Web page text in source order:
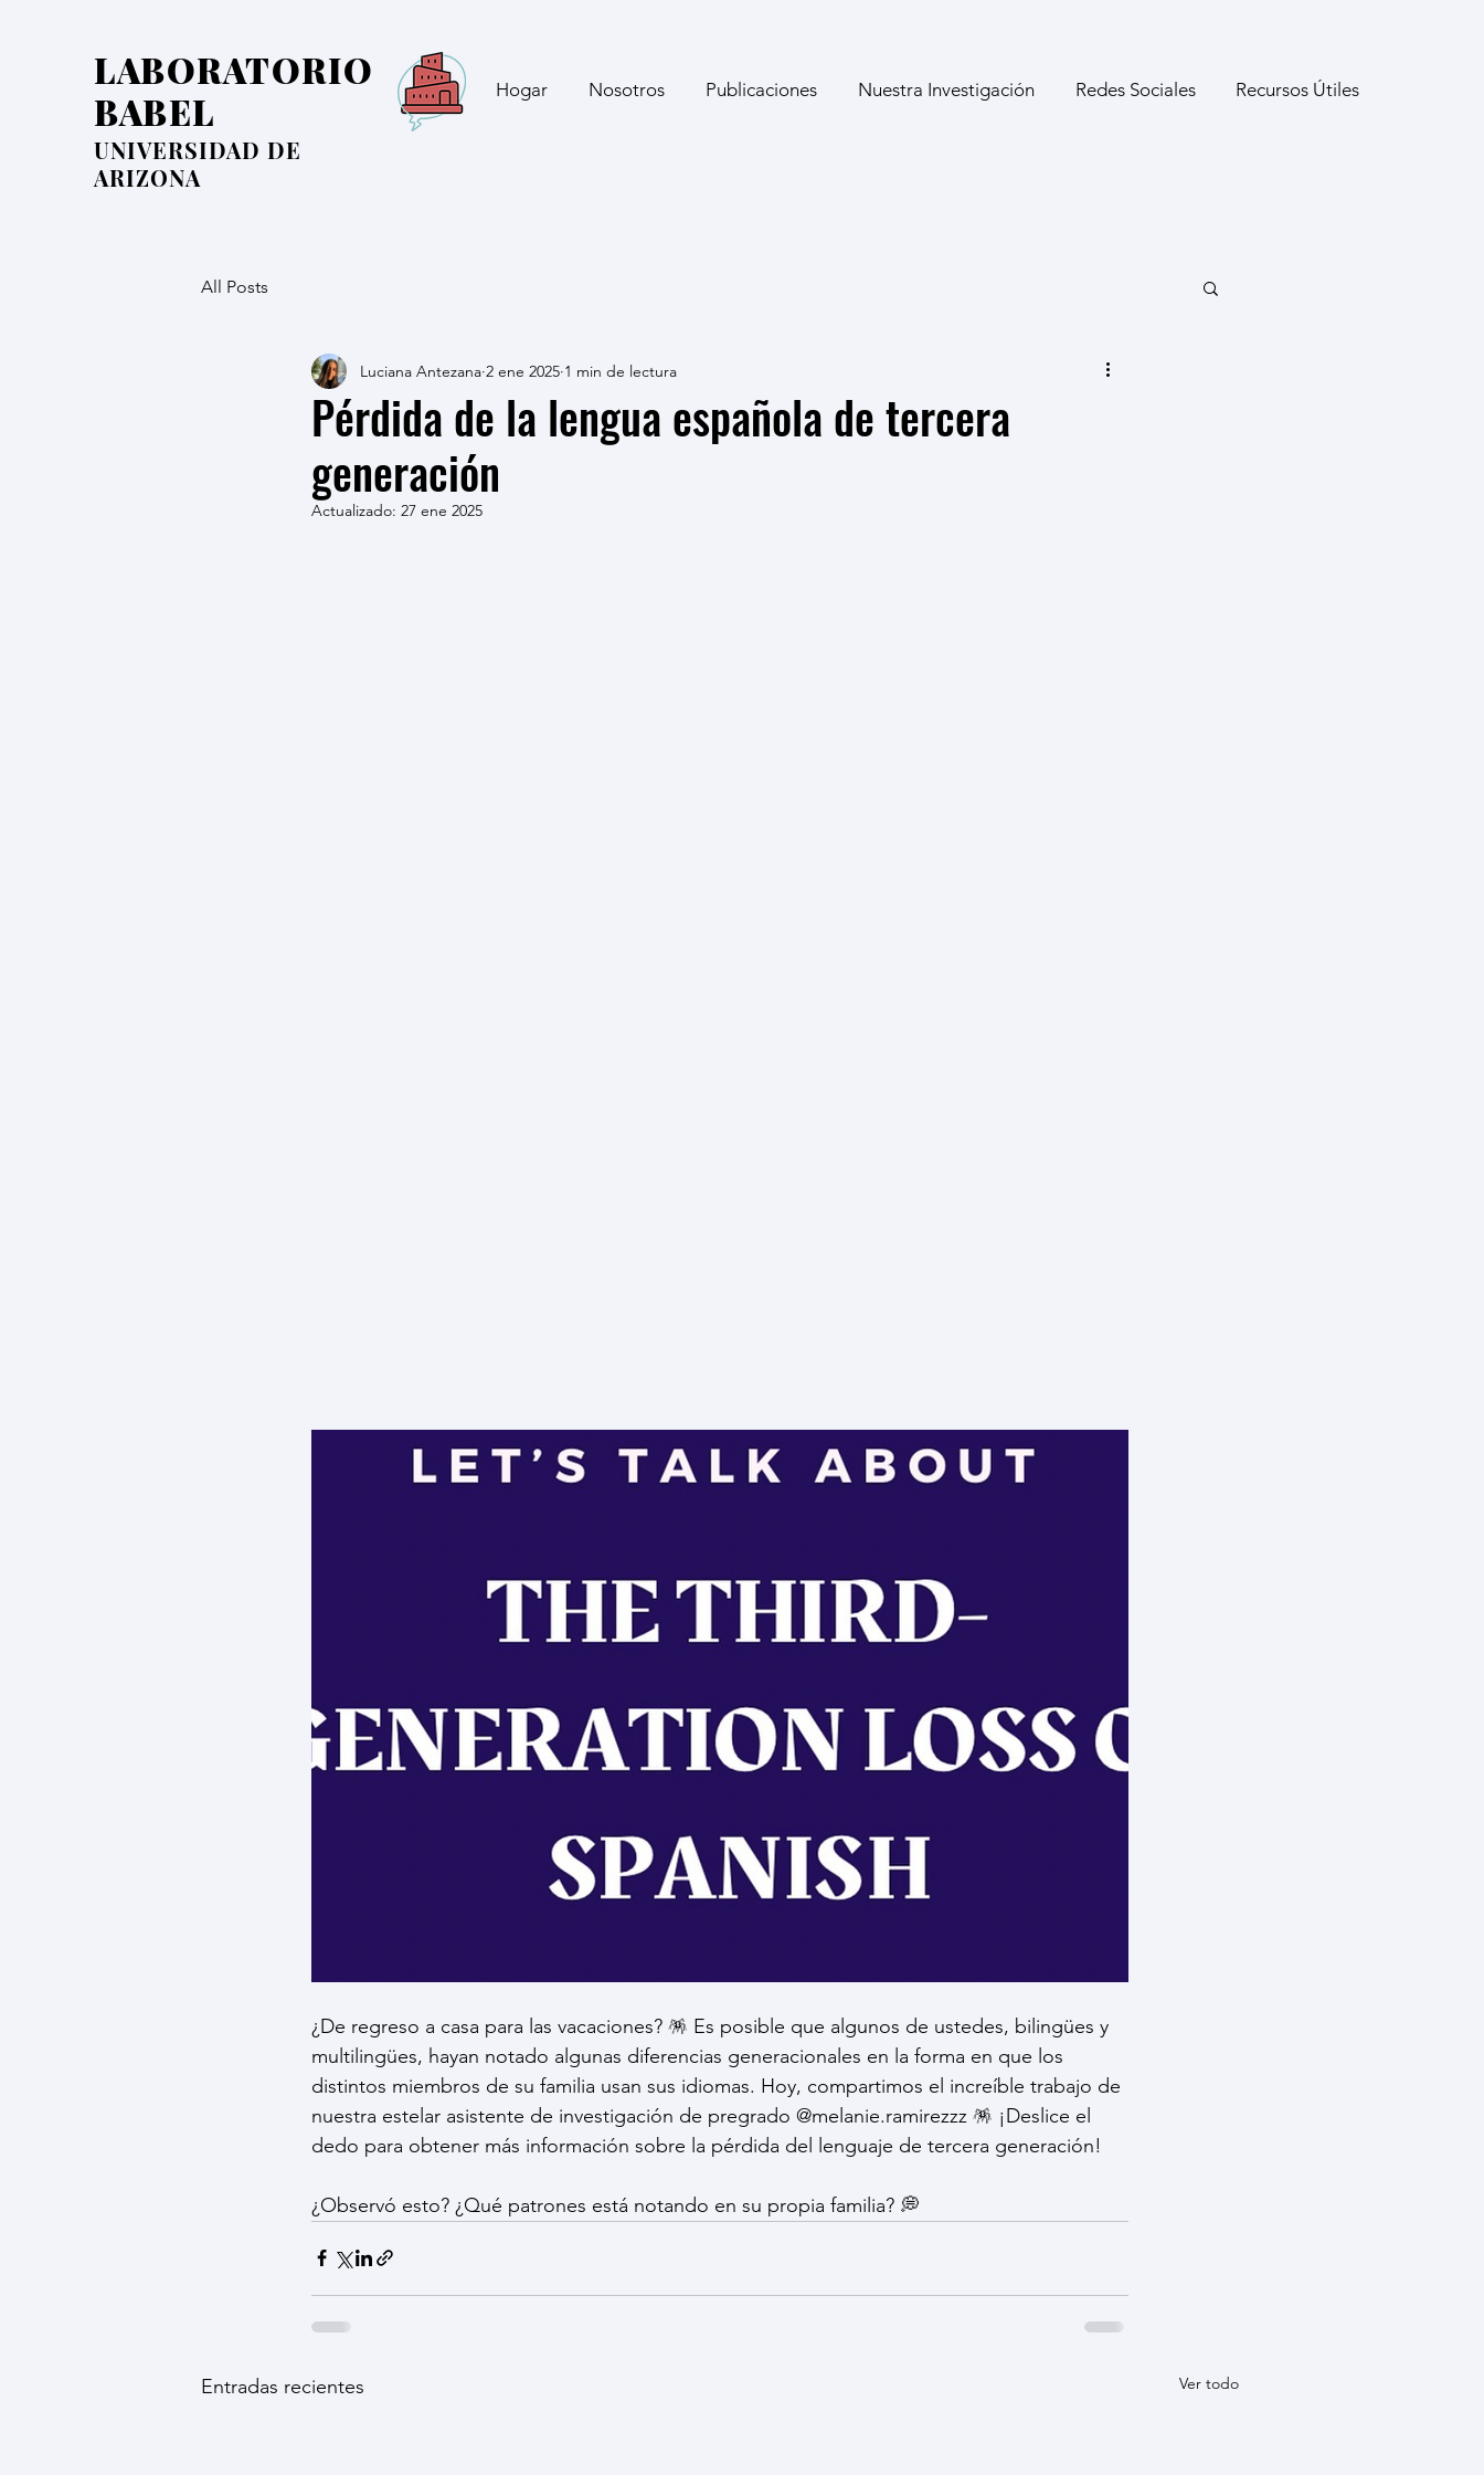
LABORATORIO
BABEL
UNIVERSIDAD DE
ARIZONA
Hogar Nosotros Publicaciones Nuestra Investigación Redes Sociales Recursos Útiles
All Posts
Pérdida de la lengua española de tercera
generación
Luciana Antezana 2 ene 2025 1 min de lectura
Actualizado: 27 ene 2025
¿De regreso a casa para las vacaciones? 🪅 Es posible que algunos de ustedes, bilingües y
multilingües, hayan notado algunas diferencias generacionales en la forma en que los
distintos miembros de su familia usan sus idiomas. Hoy, compartimos el increíble trabajo de
nuestra estelar asistente de investigación de pregrado @melanie.ramirezzz 🪅 ¡Deslice el
dedo para obtener más información sobre la pérdida del lenguaje de tercera generación!
¿Observó esto? ¿Qué patrones está notando en su propia familia? 💭
Entradas recientes Ver todo